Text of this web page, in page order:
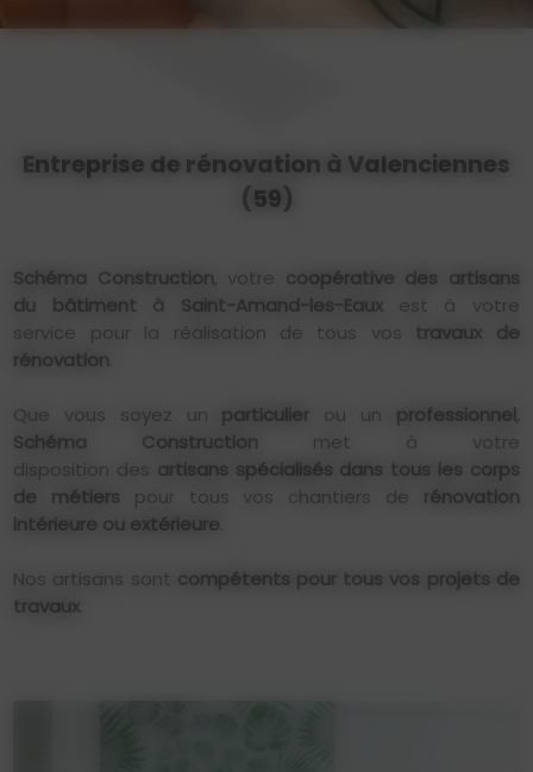
Entreprise de rénovation à Valenciennes
(59)
Schéma Construction, votre coopérative des artisans
du bâtiment à Saint-Amand-les-Eaux est à votre
service pour la réalisation de tous vos travaux de
rénovation
Que vous soyez un particulier ou un professionnel,
Schéma Construction met à votre
disposition des artisans spécialisés dans tous les corps
de métiers pour tous vos chantiers de rénovation
intérieure ou extérieure
Nos artisans sont compétents pour tous vos projets de
travaux